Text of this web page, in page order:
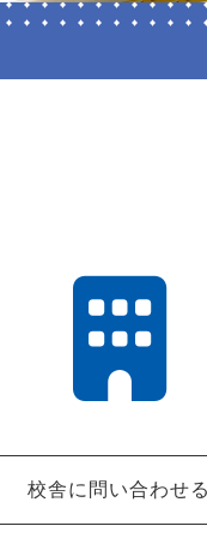
校舎に問い合わせ